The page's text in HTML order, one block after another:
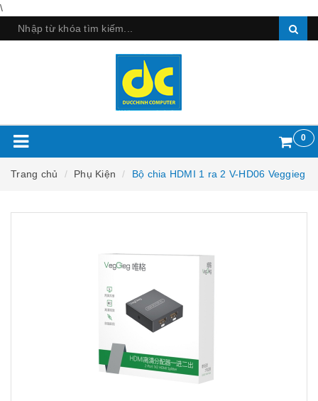
\
0
Trang chủ Phụ Kiện Bộ chia HDMI 1 ra 2 V-HD06 Veggieg